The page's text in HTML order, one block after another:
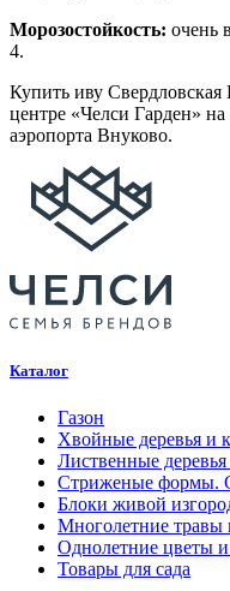
Морозостойкость: очень
4.
Купить иву
центре «Челси Гарден»
аэропорта Внуково.
Каталог
Газон
Хвойные деревья и
Лиственные
Стриженые формы.
Блоки живой
Многолетние травы
Однолетние цветы и
Товары для сада